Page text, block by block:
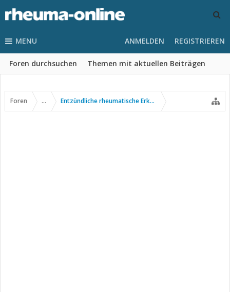
MENU
Foren durchsuchen Themen mit aktuellen Beiträgen
ANMELDEN REGISTRIEREN
Foren ... Entzündliche rheumatische Erkrankungen